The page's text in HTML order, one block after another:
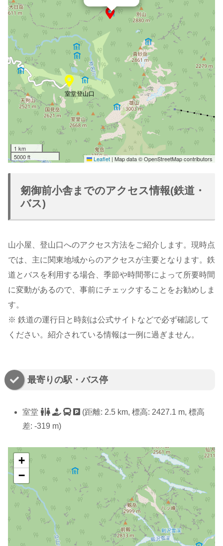
室堂登山口
1 km
5000 ft
Leaflet | Map data © OpenStreetMap contributors
剱御前小舎までのアクセス情報(鉄道・
バス)
山小屋、登山口へのアクセス方法をご紹介します。現時点
では、主に関東地域からのアクセスが主要となります。鉄
道とバスを利用する場合、季節や時間帯によって所要時間
に変動があるので、事前にチェックすることをお勧めしま
す。
※ 鉄道の運行日と時刻は公式サイトなどで必ず確認して
ください。紹介されている情報は一例に過ぎません。
最寄りの駅・バス停
室堂
(距離: 2.5 km, 標高: 2427.1 m, 標高
差: -319 m)
+
−